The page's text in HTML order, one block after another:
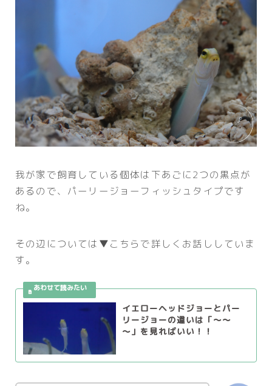
我が家で飼育している個体は下あごに2つの黒点が
あるので、パーリージョーフィッシュタイプです
ね。
その辺については▼こちらで詳しくお話ししていま
す。
イエローヘッドジョーとパー
リージョーの違いは「～～
～」を見ればいい！！